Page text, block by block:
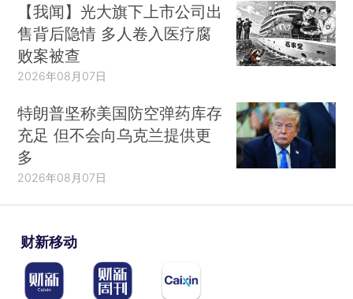
【我闻】光大旗下上市公司出
售背后隐情 多人卷入医疗腐
败案被查
2026年08月07日
特朗普坚称美国防空弹药库存
充足 但不会向乌克兰提供更
多
2026年08月07日
财新移动